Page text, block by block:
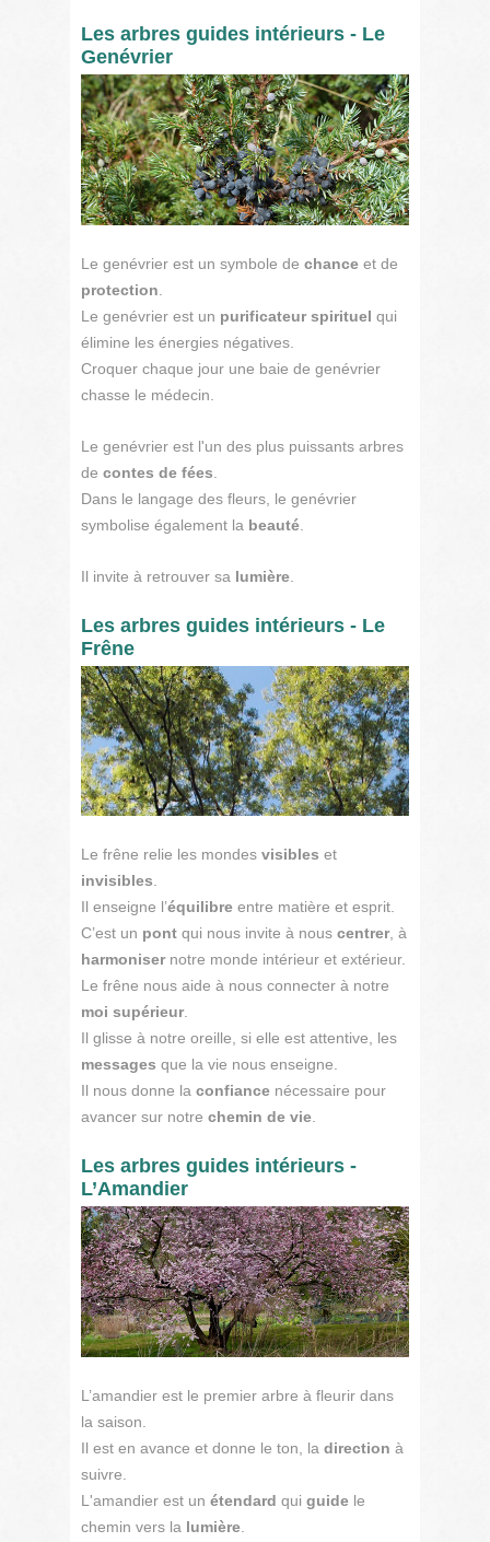
Les arbres guides intérieurs - Le
Genévrier
Le genévrier est un symbole de chance et de
protection
Le genévrier est un purificateur spirituel qui
élimine les énergies négatives.
Croquer chaque jour une baie de genévrier
chasse le médecin.
Le genévrier est l'un des plus puissants arbres
de contes de fées
Dans le langage des fleurs, le genévrier
symbolise également la beauté
Il invite à retrouver sa lumière
Les arbres guides intérieurs - Le
Frêne
Le frêne relie les mondes visibles et
invisibles
Il enseigne l’équilibre entre matière et esprit.
C’est un pont qui nous invite à nous centrer, à
harmonisernotre monde intérieur et extérieur.
Le frêne nous aide à nous connecter à notre
moi supérieur.
Il glisse à notre oreille, si elle est attentive, les
messages que la vie nous enseigne.
Il nous donne la confiance nécessaire pour
avancer sur notre chemin de vie
Les arbres guides intérieurs -
L’Amandier
L’amandier est le premier arbre à fleurir dans
la saison.
Il est en avance et donne le ton, la direction à
suivre.
L'amandier est un étendard qui guide le
chemin vers la lumière